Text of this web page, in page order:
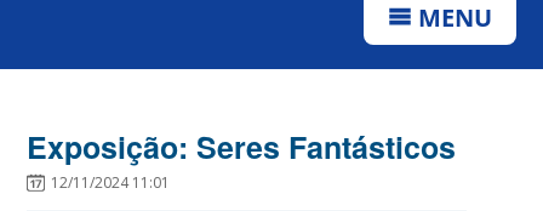
MENU
Exposição: Seres Fantásticos
12/11/2024 11:01